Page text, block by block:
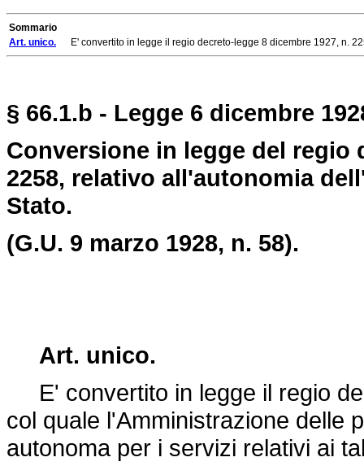
Sommario
Art. unico. E' convertito in legge il regio decreto-legge 8 dicembre 1927, n.
§ 66.1.b - Legge 6 dicembre
Conversione in legge del regio
2258, relativo all'autonomia
Stato.
(G.U. 9 marzo 1928, n. 58).
Art. unico.
E' convertito in legge il regio
col quale l'Amministrazione delle
autonoma per i servizi relativi ai